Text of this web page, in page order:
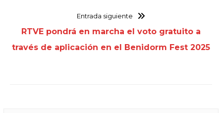
Entrada siguiente
RTVE pondrá en marcha el voto gratuito a
través de aplicación en el Benidorm Fest 2025